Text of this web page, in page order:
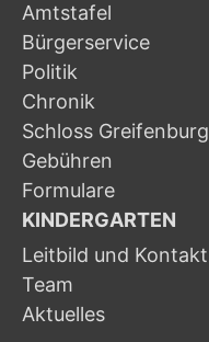
Amtstafel
Bürgerservice
Politik
Chronik
Schloss Greifenburg
Gebühren
Formulare
KINDERGARTEN
Leitbild und Kontakt
Team
Aktuelles